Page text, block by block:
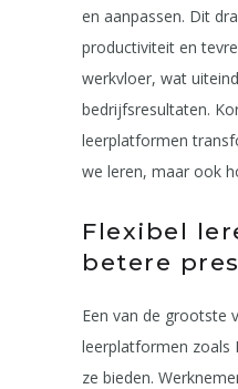
en aanpassen. Dit
productiviteit en
werkvloer, wat
bedrijfsresultaten.
leerplatformen
we leren, maar ook
Flexibel
betere
Een van de grootste
leerplatformen zoals
ze bieden.